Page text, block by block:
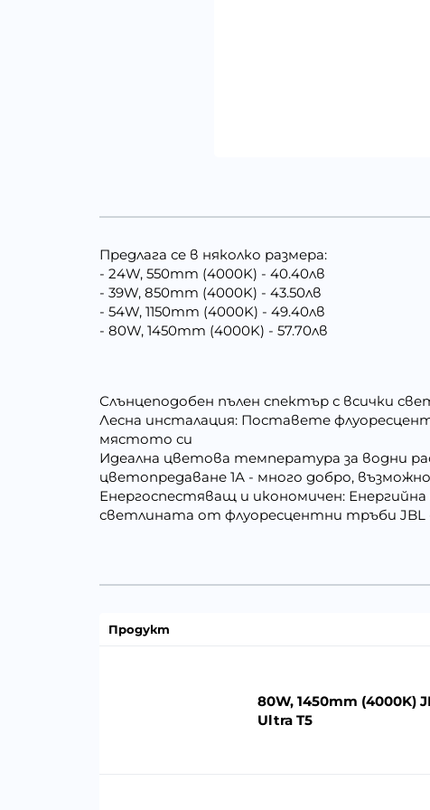
Предлага се в няколко размера:
- 24W, 550mm (4000K) - 40.40лв
- 39W, 850mm (4000K) - 43.50лв
- 54W, 1150mm (4000K) - 49.40лв
- 80W, 1450mm (4000K) - 57.70лв
Слънцеподобен пълен спектър с всички
Лесна инсталация: Поставете
мястото си
Идеална цветова температура за водни
цветопредаване 1А - много добро,
Енергоспестяващ и икономичен:
светлината от флуоресцентни тръби JBL
Продукт
80W, 1450mm (4000K)
Ultra T5